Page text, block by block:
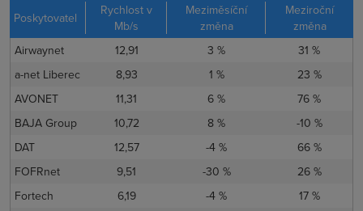
Poskytovatel
Rychlost v
Mb/s
Meziměsíční
změna
Meziroční
změna
Airwaynet
12,91 3 %
31 %
a-net Liberec
8,93 1 %
23 %
AVONET
11,31 6 %
76 %
BAJA Group
10,72 8 %
-10 %
DAT
12,57 -4 %
66 %
FOFRnet
9,51 -30 %
26 %
Fortech
6,19 -4 %
17 %